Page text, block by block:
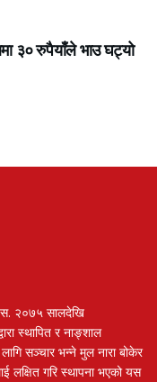
३० रुपैयाँले भाउ घट्यो
२०७५ सालदेखि
स्थापित र नाङ्शाल
सञ्चार भन्ने मुल नारा बोकेर
लक्षित गरि स्थापना भएको यस